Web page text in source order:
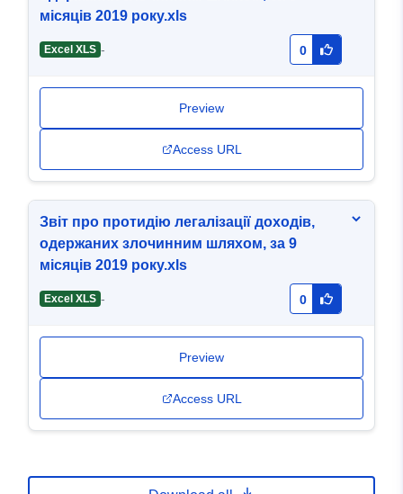
місяців 2019 року.xls
Excel XLS - 0
Preview
Access URL
Звіт про протидію легалізації доходів,
одержаних злочинним шляхом, за 9
місяців 2019 року.xls
Excel XLS - 0
Preview
Access URL